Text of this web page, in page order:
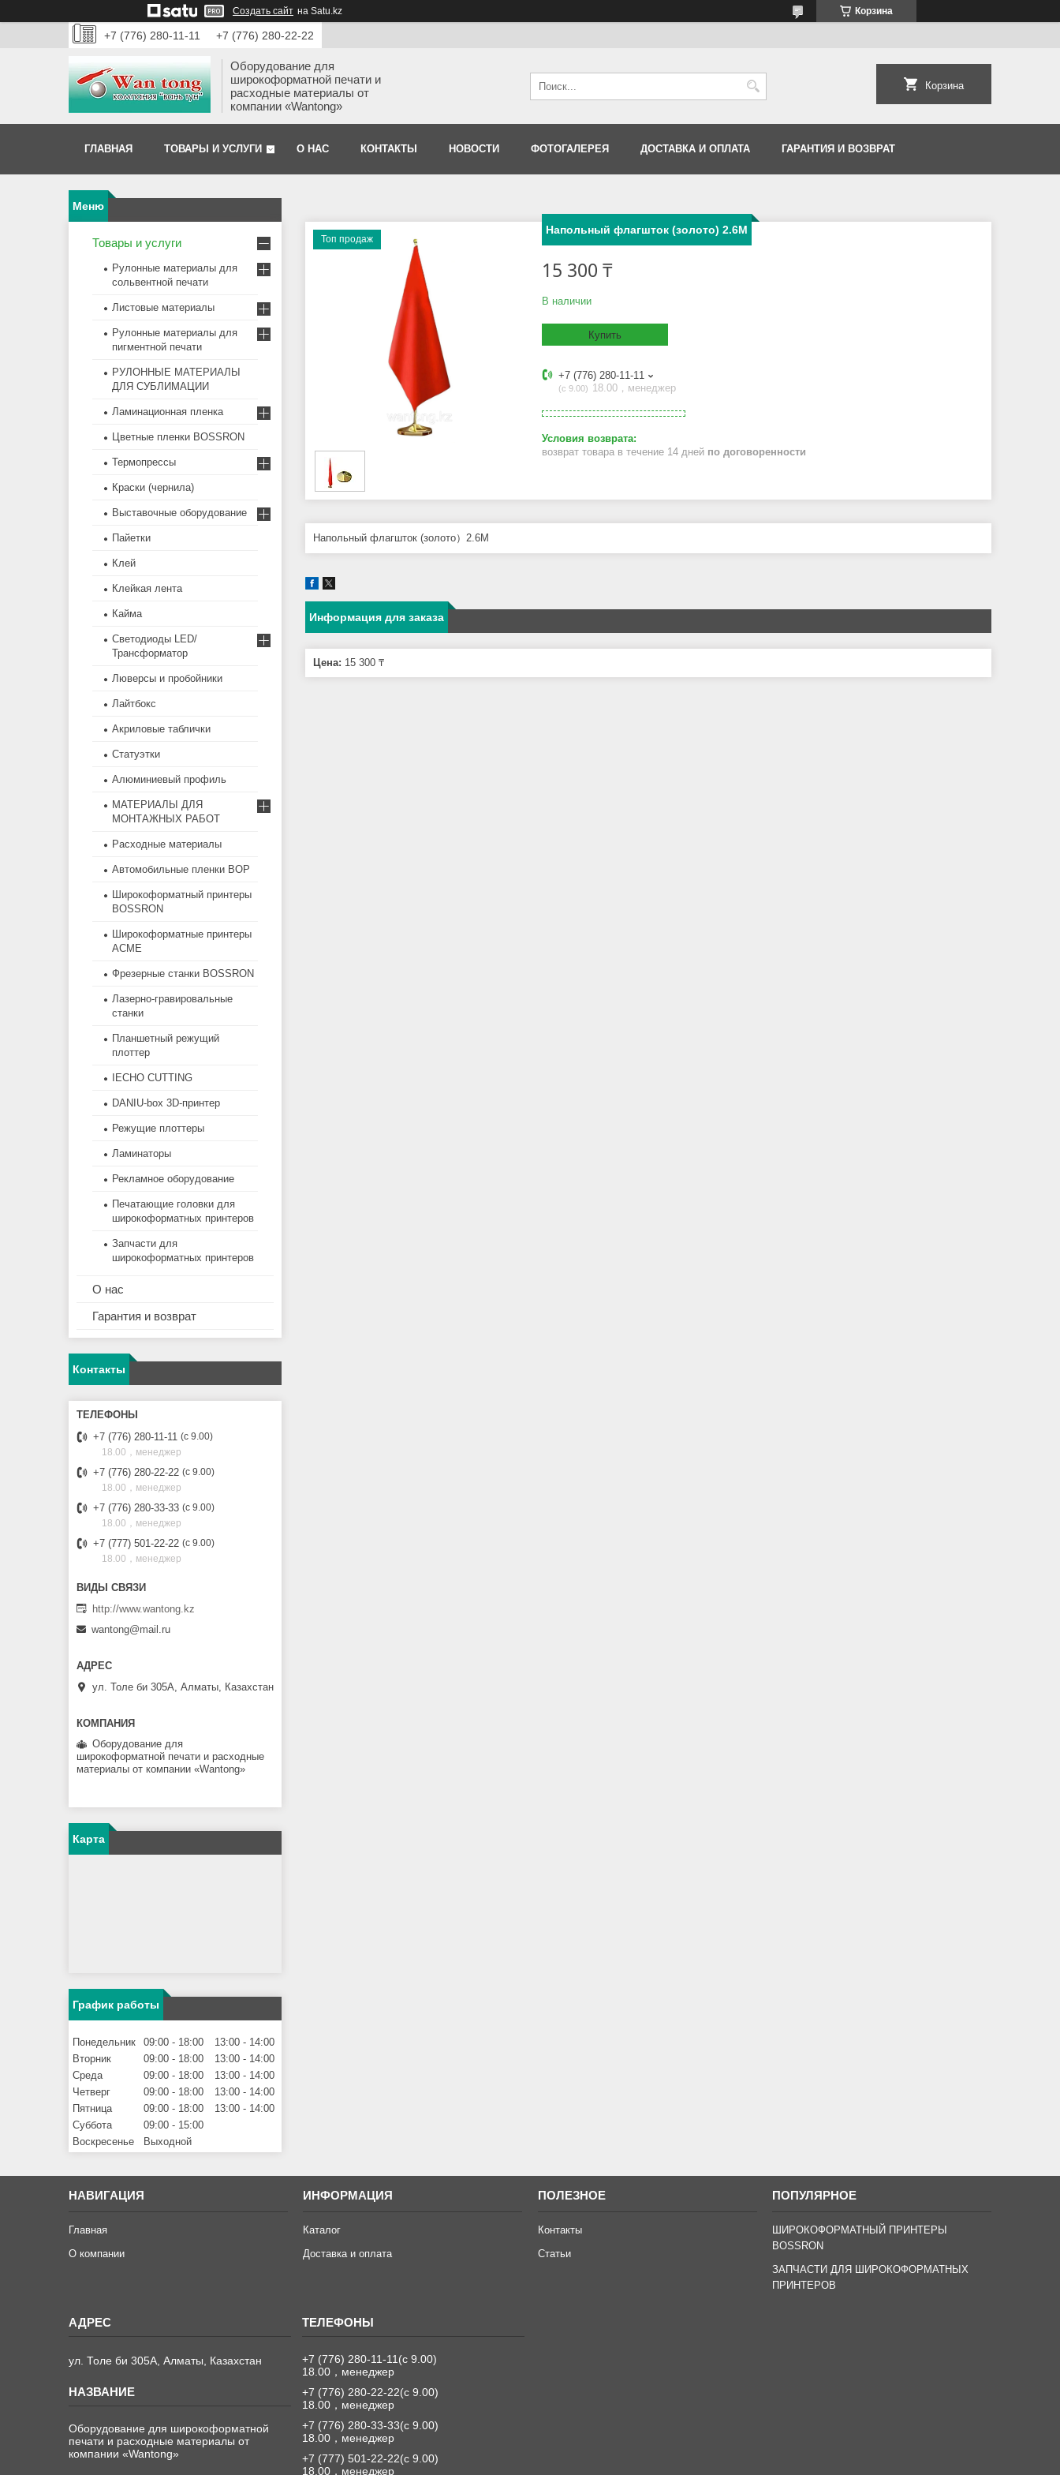
Создать сайт на Satu.kz Корзина
+7 (776) 280-11-11 +7 (776) 280-22-22
Оборудование для
широкоформатной печати и
расходные материалы от
компании «Wantong»
Корзина
ГЛАВНАЯ ТОВАРЫ И УСЛУГИ О НАС КОНТАКТЫ НОВОСТИ ФОТОГАЛЕРЕЯ ДОСТАВКА И ОПЛАТА ГАРАНТИЯ И ВОЗВРАТ
Топ продаж
Напольный флагшток (золото) 2.6M
15 300 ₸
В наличии
Купить
+7 (776) 280-11-11
с 9.00 18.00，менеджер
возврат товара в течение 14 дней по договоренности
Напольный флагшток (золото）2.6M
Информация для заказа
Цена: 15 300 ₸
Товары и услуги
Рулонные материалы для
сольвентной печати
Листовые материалы
Рулонные материалы для
пигментной печати
РУЛОННЫЕ МАТЕРИАЛЫ
ДЛЯ СУБЛИМАЦИИ
Ламинационная пленка
Цветные пленки BOSSRON
Термопрессы
Краски (чернила)
Выставочные оборудование
Пайетки
Клей
Клейкая лента
Кайма
Светодиоды LED/
Трансформатор
Люверсы и пробойники
Лайтбокс
Акриловые таблички
Статуэтки
Алюминиевый профиль
МАТЕРИАЛЫ ДЛЯ
МОНТАЖНЫХ РАБОТ
Расходные материалы
Автомобильные пленки BOP
Широкоформатный принтеры
BOSSRON
Широкоформатные принтеры
ACME
Фрезерные станки BOSSRON
Лазерно-гравировальные
станки
Планшетный режущий
плоттер
IECHO CUTTING
DANIU-box 3D-принтер
Режущие плоттеры
Ламинаторы
Рекламное оборудование
Печатающие головки для
широкоформатных принтеров
Запчасти для
широкоформатных принтеров
О нас
Гарантия и возврат
Контакты
+7 (776) 280-11-11 с 9.00
18.00，менеджер
+7 (776) 280-22-22 с 9.00
18.00，менеджер
+7 (776) 280-33-33 с 9.00
18.00，менеджер
+7 (777) 501-22-22 с 9.00
18.00，менеджер
http://www.wantong.kz
wantong@mail.ru
ул. Толе би 305А, Алматы, Казахстан
Оборудование для
широкоформатной печати и расходные
материалы от компании «Wantong»
Карта
График работы
Понедельник 09:00 18:00 13:00
14:00
Вторник
09:00 18:00 13:00
14:00
Среда
09:00 18:00 13:00
14:00
Четверг
09:00 18:00 13:00
14:00
Пятница
09:00 18:00 13:00
14:00
Суббота
09:00
15:00
Воскресенье
Выходной
НАВИГАЦИЯ
Главная
О компании
ИНФОРМАЦИЯ
Каталог
Доставка и оплата
ПОЛЕЗНОЕ
Контакты
Статьи
ПОПУЛЯРНОЕ
ШИРОКОФОРМАТНЫЙ ПРИНТЕРЫ
BOSSRON
ЗАПЧАСТИ ДЛЯ ШИРОКОФОРМАТНЫХ
ПРИНТЕРОВ
ул. Толе би 305А, Алматы, Казахстан
Оборудование для широкоформатной
печати и расходные материалы от
компании «Wantong»
+7 (776) 280-11-11 с 9.00
18.00，менеджер
+7 (776) 280-22-22 с 9.00
18.00，менеджер
+7 (776) 280-33-33 с 9.00
18.00，менеджер
+7 (777) 501-22-22 с 9.00
18.00，менеджер